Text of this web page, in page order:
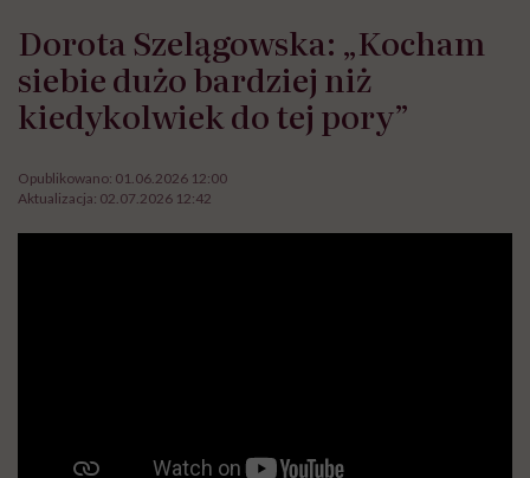
Dorota Szelągowska: „Kocham
siebie dużo bardziej niż
kiedykolwiek do tej pory”
Opublikowano: 01.06.2026 12:00
Aktualizacja: 02.07.2026 12:42